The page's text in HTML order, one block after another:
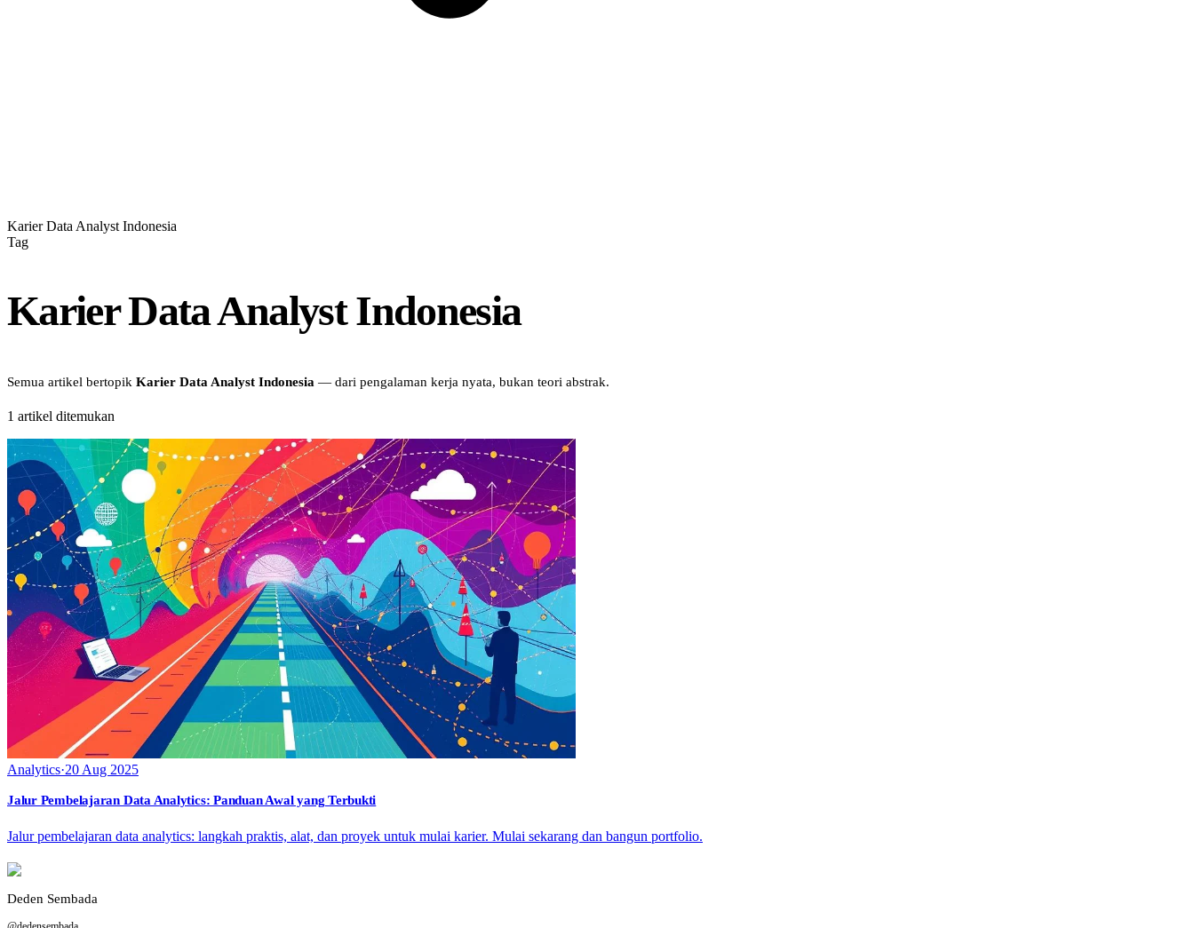
Karier Data Analyst Indonesia
Tag
Karier Data Analyst Indonesia
Semua artikel bertopik Karier Data Analyst Indonesia — dari pengalaman kerja nyata, bukan teori abstrak.
1 artikel ditemukan
Analytics·20 Aug 2025
Jalur Pembelajaran Data Analytics: Panduan Awal yang Terbukti
Jalur pembelajaran data analytics: langkah praktis, alat, dan proyek untuk mulai karier. Mulai sekarang dan bangun portfolio.
Deden Sembada